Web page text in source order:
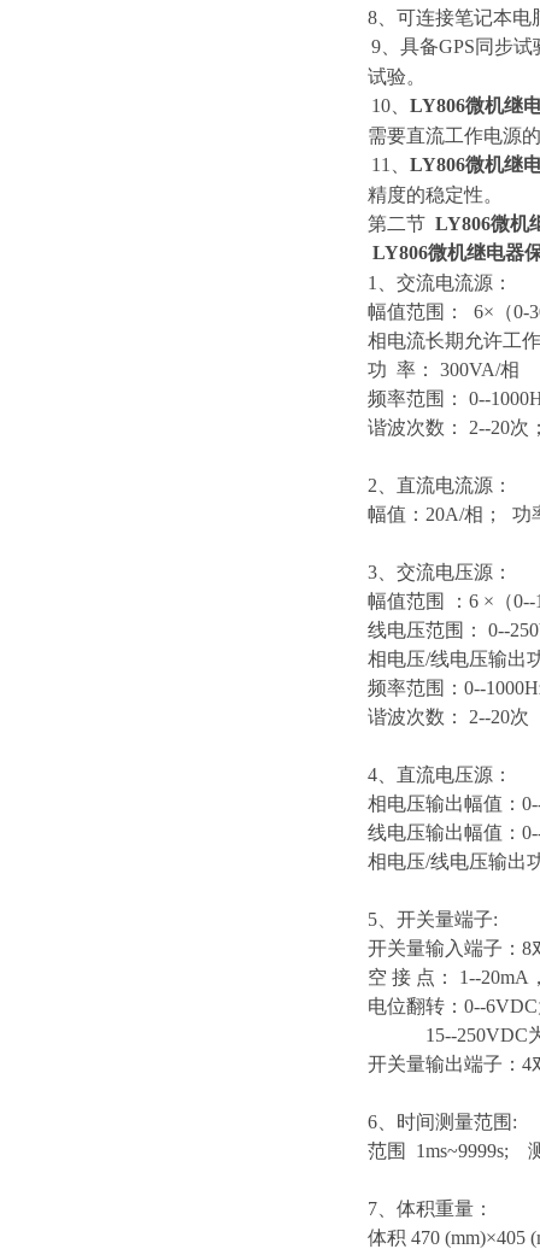
8、可连接笔记本电
9、具备GPS同步
试验。
10、 LY806微机继
需要直流工作电源
11、 LY806微机继
精度的稳定性。
第二节 LY806微机
LY806微机继电器
1、交流电流源：
幅值范围： 6×（0-
相电流长期允许工
功 率： 300VA/相
频率范围： 0--
谐波次数： 2--20次
2、直流电流源：
幅值：20A/相； 功
3、交流电压源：
幅值范围 ：6 ×（
线电压范围： 0--
相电压/线电压输出
频率范围：0--
谐波次数： 2--20次
4、直流电压源：
相电压输出幅值：
线电压输出幅值：
相电压/线电压输出
5、开关量端子:
开关量输入端子：8
空 接 点： 1--20mA
电位翻转：0--
15--250VDC为
开关量输出端子：4
6、时间测量范围:
范围 1ms~9999s;
7、体积重量：
体积 470 (mm)×405